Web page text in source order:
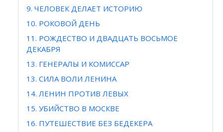
9. ЧЕЛОВЕК ДЕЛАЕТ ИСТОРИЮ
10. РОКОВОЙ ДЕНЬ
11. РОЖДЕСТВО И ДВАДЦАТЬ ВОСЬМОЕ
ДЕКАБРЯ
13. ГЕНЕРАЛЫ И КОМИССАР
13. СИЛА ВОЛИ ЛЕНИНА
14. ЛЕНИН ПРОТИВ ЛЕВЫХ
15. УБИЙСТВО В МОСКВЕ
16. ПУТЕШЕСТВИЕ БЕЗ БЕДЕКЕРА